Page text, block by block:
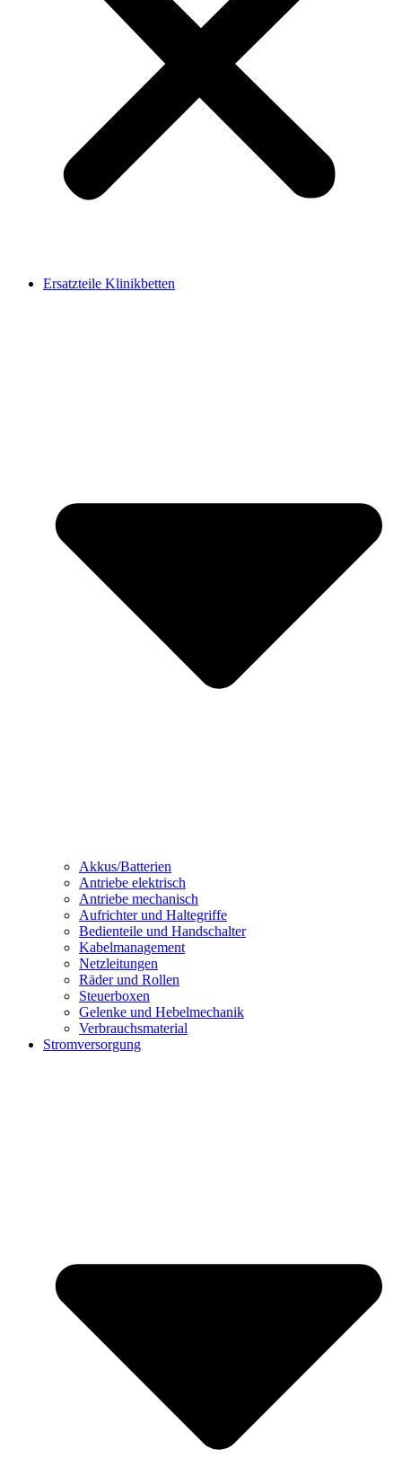
Ersatzteile Klinikbetten
Akkus/Batterien
Antriebe elektrisch
Antriebe mechanisch
Aufrichter und Haltegriffe
Bedienteile und Handschalter
Kabelmanagement
Netzleitungen
Räder und Rollen
Steuerboxen
Gelenke und Hebelmechanik
Verbrauchsmaterial
Stromversorgung